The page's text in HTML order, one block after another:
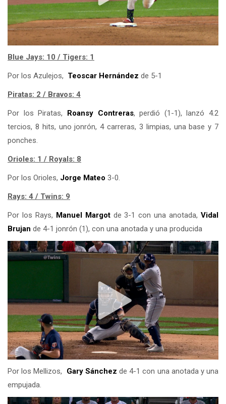
Blue Jays: 10 / Tigers: 1
Por los Azulejos, Teoscar Hernández de 5-1
Piratas: 2 / Bravos: 4
Por los Piratas, Roansy Contreras, perdió (1-1), lanzó 4.2
tercios, 8 hits, uno jonrón, 4 carreras, 3 limpias, una base y 7
ponches.
Orioles: 1 / Royals: 8
Por los Orioles, Jorge Mateo 3-0.
Rays: 4 / Twins: 9
Por los Rays, Manuel Margotde 3-1 con una anotada,Vidal
Brujan de 4-1 jonrón (1), con una anotada y una producida
Por los Mellizos, Gary Sánchez de 4-1 con una anotada y una
empujada.